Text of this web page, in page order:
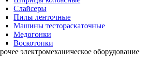
Слайсеры
Пилы ленточные
Машины тестораскаточные
Медогонки
Воскотопки
электромеханическое оборудование